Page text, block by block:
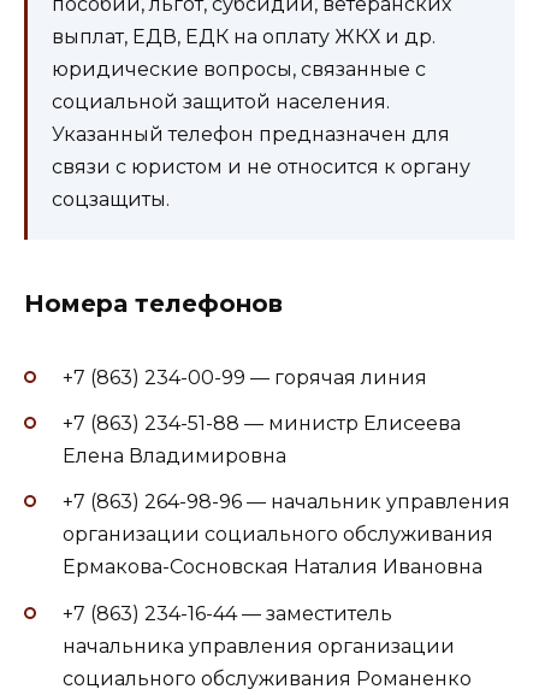
выплат, ЕДВ, ЕДК на оплату ЖКХ и др.
юридические вопросы, связанные с
социальной защитой населения.
Указанный телефон предназначен для
связи с юристом и не относится к органу
соцзащиты.
Номера телефонов
+7 (863) 234-00-99 — горячая линия
+7 (863) 234-51-88 — министр Елисеева
Елена Владимировна
+7 (863) 264-98-96 — начальник управления
организации социального обслуживания
Ермакова-Сосновская Наталия Ивановна
+7 (863) 234-16-44 — заместитель
начальника управления организации
социального обслуживания Романенко